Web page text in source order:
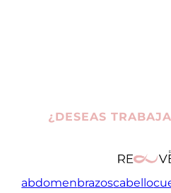
¿DESEAS
abdomenbrazoscabello